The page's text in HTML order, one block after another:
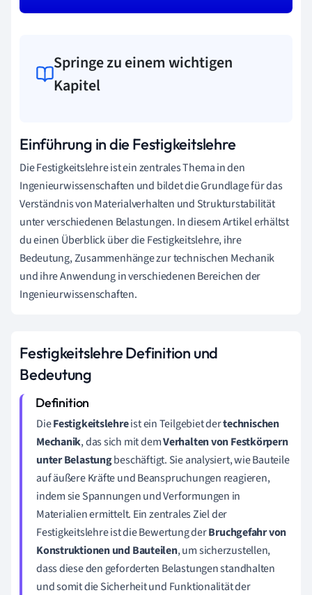
Springe zu einem wichtigen
Kapitel
Einführung in die Festigkeitslehre
Die Festigkeitslehre ist ein zentrales Thema in den
Ingenieurwissenschaften und bildet die Grundlage für das
Verständnis von Materialverhalten und Strukturstabilität
unter verschiedenen Belastungen. In diesem Artikel erhältst
du einen Überblick über die Festigkeitslehre, ihre
Bedeutung, Zusammenhänge zur technischen Mechanik
und ihre Anwendung in verschiedenen Bereichen der
Ingenieurwissenschaften.
Festigkeitslehre Definition und
Bedeutung
DieFestigkeitslehreist ein Teilgebiet dertechnischen
Mechanik, das sich mit demVerhalten von Festkörpern
unter Belastungbeschäftigt. Sie analysiert, wie Bauteile
auf äußere Kräfte und Beanspruchungen reagieren,
indem sie Spannungen und Verformungen in
Materialien ermittelt. Ein zentrales Ziel der
Festigkeitslehre ist die Bewertung derBruchgefahr von
Konstruktionen und Bauteilen, um sicherzustellen,
dass diese den geforderten Belastungen standhalten
und somit die Sicherheit und Funktionalität der